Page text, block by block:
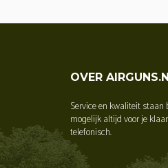
OVER
Service en kwaliteit
mogelijk altijd voor je
telefonisch.